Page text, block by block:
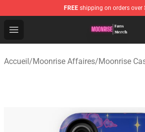
FREE shipping on orders over
Open menu
Moonrise Store - Official Moonrise
Accueil/Moonrise Affaires/Moonrise